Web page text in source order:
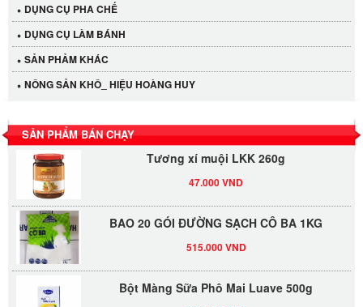
DỤNG CỤ PHA CHẾ
DỤNG CỤ LÀM BÁNH
SẢN PHẢM KHÁC
NÔNG SẢN KHÔ_ HIỆU HOÀNG HUY
SẢN PHẨM BÁN CHẠY
Cần Tây Đà Lạt
40.000 VND
LỐC 12 HỦ Tương xí muội LKK 260g
Tương xí muội LKK 260g
BAO 20 GÓI ĐƯỜNG SẠCH CÔ BA 1KG